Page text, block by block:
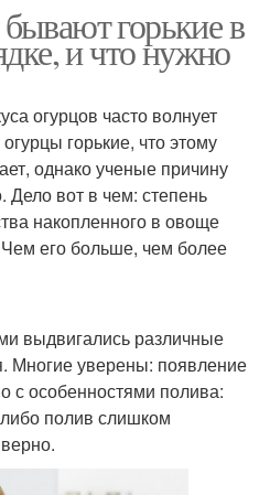
горькие в
и что нужно
огурцов часто волнует
горькие, что этому
однако ученые причину
вот в чем: степень
накопленного в овоще
его больше, чем более
выдвигались различные
Многие уверены: появление
с особенностями полива:
полив слишком